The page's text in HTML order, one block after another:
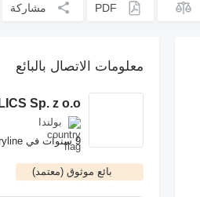
PDF مشاركة
معلومات الاتصال بالبائع
بولندا
9 سنوات في Machineryline
بائع موثوق (معتمد)